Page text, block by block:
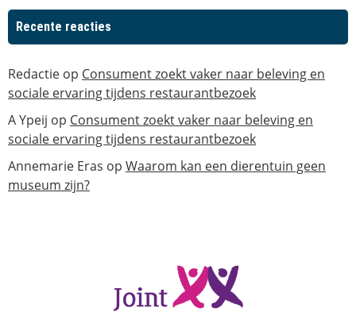
Recente reacties
Redactie op Consument zoekt vaker naar beleving en
sociale ervaring tijdens restaurantbezoek
A Ypeij op Consument zoekt vaker naar beleving en
sociale ervaring tijdens restaurantbezoek
Annemarie Eras op Waarom kan een dierentuin geen
museum zijn?